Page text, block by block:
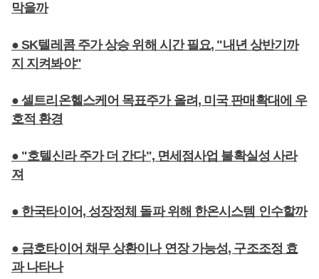
막을까
● SK텔레콤 주가 상승 위해 시간 필요, "내년 상반기까
지 지켜봐야"
● 셀트리온헬스케어 목표주가 올려, 미국 판매확대에 우
호적 환경
● "호텔신라 주가 더 간다", 면세점사업 불확실성 사라
져
● 한국타이어, 성장정체 돌파 위해 한온시스템 인수할까
● 금호타이어 채무 상환이나 연장 가능성, 구조조정 효
과 나타나